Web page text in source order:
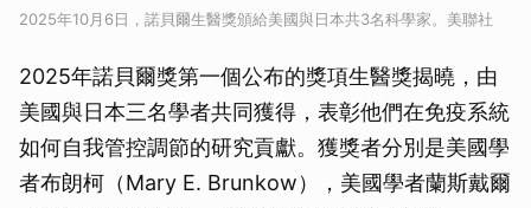
2025年10月6日，諾貝爾生醫獎頒給美國與日本共3名科學家。美聯社
2025年諾貝爾獎第一個公布的獎項生醫獎揭曉，由
美國與日本三名學者共同獲得，表彰他們在免疫系統
如何自我管控調節的研究貢獻。獲獎者分別是美國學
者布朗柯（Mary E. Brunkow），美國學者蘭斯戴爾